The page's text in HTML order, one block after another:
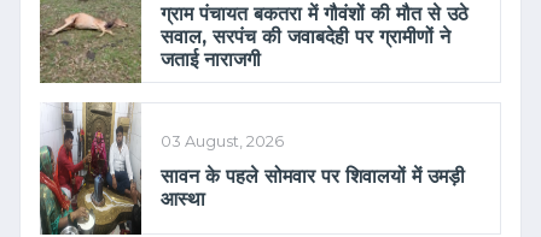
ग्राम पंचायत बकतरा में गौवंशों की मौत से उठे
सवाल, सरपंच की जवाबदेही पर ग्रामीणों ने
जताई नाराजगी
03 August, 2026
सावन के पहले सोमवार पर शिवालयों में उमड़ी
आस्था